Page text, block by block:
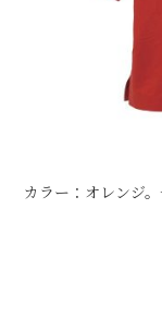
カラー：オレンジ